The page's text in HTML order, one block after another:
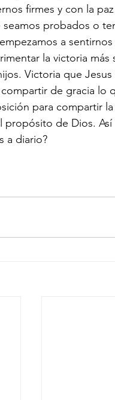
firmes y con la
seamos probados o
a
la victoria
Victoria que
de gracia
para compartir
propósito de Dios.
a diario?